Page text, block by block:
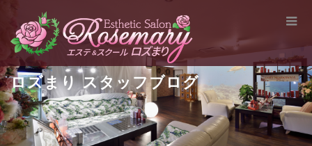
ロズまり スタッフブログ